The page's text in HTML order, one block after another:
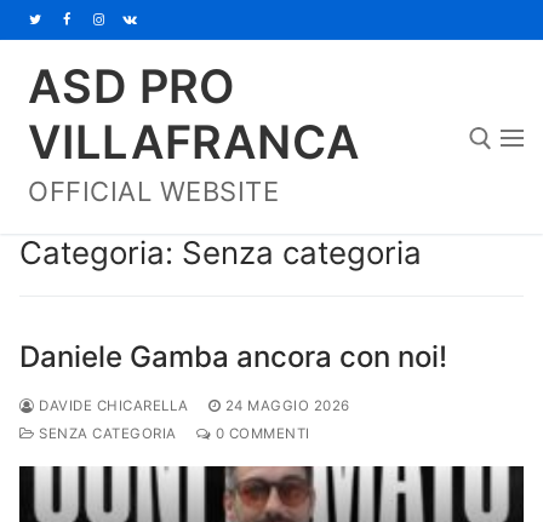
al
contenuto
ASD PRO
VILLAFRANCA
OFFICIAL WEBSITE
Home
Categoria: Senza categoria
Daniele Gamba ancora con noi!
DAVIDE CHICARELLA
24 MAGGIO 2026
SENZA CATEGORIA
0 COMMENTI